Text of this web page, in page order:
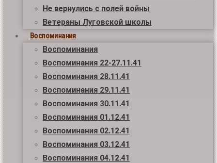
Не вернулись с полей войны
Ветераны Луговской школы
Воспоминания
Воспоминания
Воспоминания 22-27.11.41
Воспоминания 28.11.41
Воспоминания 29.11.41
Воспоминания 30.11.41
Воспоминания 01.12.41
Воспоминания 02.12.41
Воспоминания 03.12.41
Воспоминания 04.12.41